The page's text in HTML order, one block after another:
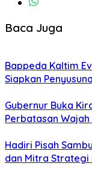
Baca Juga
Bappeda Kaltim
Siapkan
Gubernur Buka
Perbatasan
Hadiri Pisah
dan Mitra Strategi